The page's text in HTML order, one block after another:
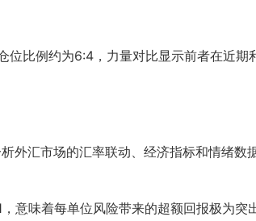
比例约为6:4，力量对比显示前者在近
外汇市场的汇率联动、经济指标和情绪
意味着每单位风险带来的超额回报极为